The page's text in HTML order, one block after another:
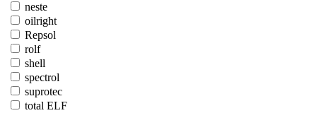
neste
oilright
Repsol
rolf
shell
spectrol
suprotec
total ELF